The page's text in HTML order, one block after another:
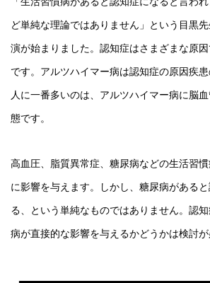
ど単純な理論ではありません」という目黒
演が始まりました。認知症はさまざまな原
です。アルツハイマー病は認知症の原因疾
人に一番多いのは、アルツハイマー病に脳
態です。
高血圧、脂質異常症、糖尿病などの生活習
に影響を与えます。しかし、糖尿病がある
る、という単純なものではありません。認
病が直接的な影響を与えるかどうかは検討が